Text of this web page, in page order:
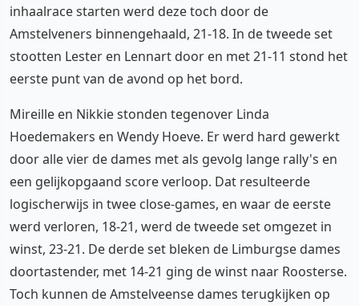
inhaalrace starten werd deze toch door de
Amstelveners binnengehaald, 21-18. In de tweede set
stootten Lester en Lennart door en met 21-11 stond het
eerste punt van de avond op het bord.
Mireille en Nikkie stonden tegenover Linda
Hoedemakers en Wendy Hoeve. Er werd hard gewerkt
door alle vier de dames met als gevolg lange rally's en
een gelijkopgaand score verloop. Dat resulteerde
logischerwijs in twee close-games, en waar de eerste
werd verloren, 18-21, werd de tweede set omgezet in
winst, 23-21. De derde set bleken de Limburgse dames
doortastender, met 14-21 ging de winst naar Roosterse.
Toch kunnen de Amstelveense dames terugkijken op